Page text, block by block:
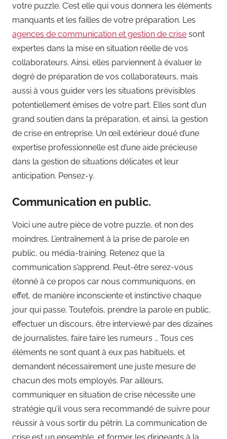
votre puzzle. C’est elle qui vous donnera les éléments
manquants et les failles de votre préparation. Les
agences de communication et gestion de crise sont
expertes dans la mise en situation réelle de vos
collaborateurs. Ainsi, elles parviennent à évaluer le
degré de préparation de vos collaborateurs, mais
aussi à vous guider vers les situations prévisibles
potentiellement émises de votre part. Elles sont d’un
grand soutien dans la préparation, et ainsi, la gestion
de crise en entreprise. Un œil extérieur doué d’une
expertise professionnelle est d’une aide précieuse
dans la gestion de situations délicates et leur
anticipation. Pensez-y.
Communication en public.
Voici une autre pièce de votre puzzle, et non des
moindres. L’entraînement à la prise de parole en
public, ou média-training. Retenez que la
communication s’apprend. Peut-être serez-vous
étonné à ce propos car nous communiquons, en
effet, de manière inconsciente et instinctive chaque
jour qui passe. Toutefois, prendre la parole en public,
effectuer un discours, être interviewé par des dizaines
de journalistes, faire taire les rumeurs … Tous ces
éléments ne sont quant à eux pas habituels, et
demandent nécessairement une juste mesure de
chacun des mots employés. Par ailleurs,
communiquer en situation de crise nécessite une
stratégie qu’il vous sera recommandé de suivre pour
réussir à vous sortir du pétrin. La communication de
crise est un ensemble, et former les dirigeants à la